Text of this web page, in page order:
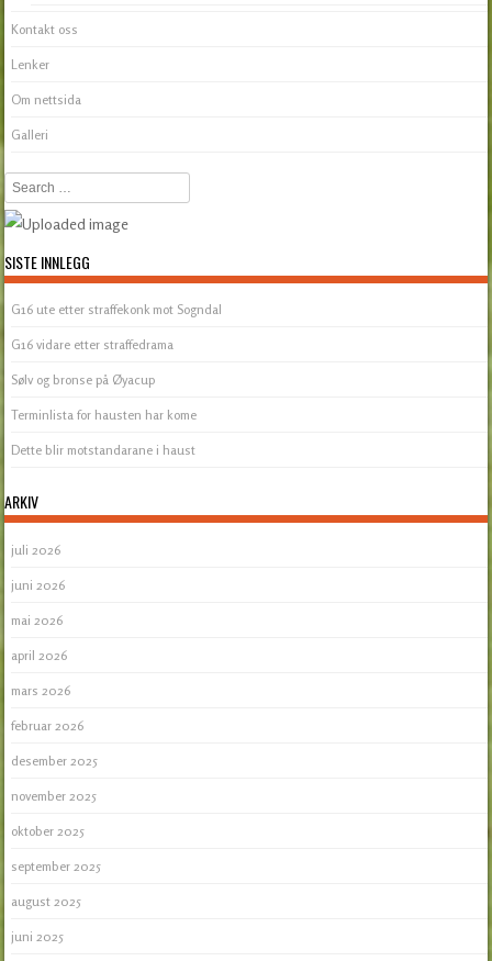
Kontakt oss
Lenker
Om nettsida
Galleri
Search
SISTE INNLEGG
G16 ute etter straffekonk mot Sogndal
G16 vidare etter straffedrama
Sølv og bronse på Øyacup
Terminlista for hausten har kome
Dette blir motstandarane i haust
ARKIV
juli 2026
juni 2026
mai 2026
april 2026
mars 2026
februar 2026
desember 2025
november 2025
oktober 2025
september 2025
august 2025
juni 2025